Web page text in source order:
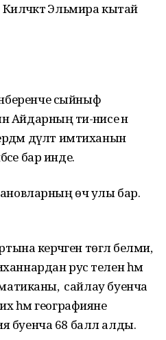
Эльмира кытай
сыйныф
әти-әнисе әнә
дәүләт имтиханын
бар инде.
өч улы бар.
керәчәген төгәл белми,
рус телен һәм
ә сайлау буенча
һәм географияне
буенча 68 балл алды.